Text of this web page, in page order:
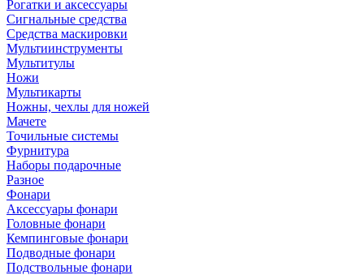
Рогатки и аксессуары
Сигнальные средства
Средства маскировки
Мультиинструменты
Мультитулы
Ножи
Мультикарты
Ножны, чехлы для ножей
Мачете
Точильные системы
Фурнитура
Наборы подарочные
Разное
Фонари
Аксессуары фонари
Головные фонари
Кемпинговые фонари
Подводные фонари
Подствольные фонари